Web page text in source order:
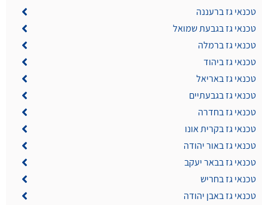
טכנאי גז ברעננה
טכנאי גז בגבעת שמואל
טכנאי גז ברמלה
טכנאי גז ביהוד
טכנאי גז באריאל
טכנאי גז בגבעתיים
טכנאי גז בחדרה
טכנאי גז בקרית אונו
טכנאי גז באור יהודה
טכנאי גז בבאר יעקב
טכנאי גז בחריש
טכנאי גז באבן יהודה